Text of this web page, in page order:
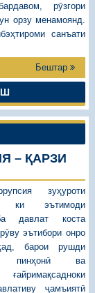
рӯзгори
орзу менамоянд.
санъати
Бештар
– ҚАРЗИ
зуҳуроти
ки эътимоди
давлат коста
эътибори онро
барои рушди
пинҳонӣ ва
ҷамъиятӣ